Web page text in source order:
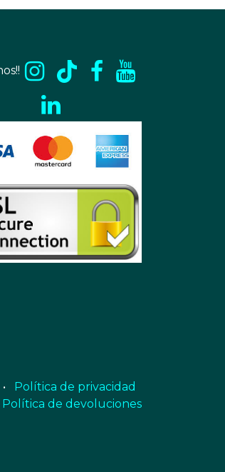
•
Política de privacidad
Política de devoluciones